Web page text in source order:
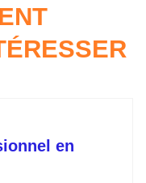
en